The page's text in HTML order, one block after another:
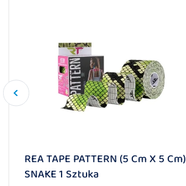
REA TAPE PATTERN (5 Cm X 5 Cm)
SNAKE 1 Sztuka